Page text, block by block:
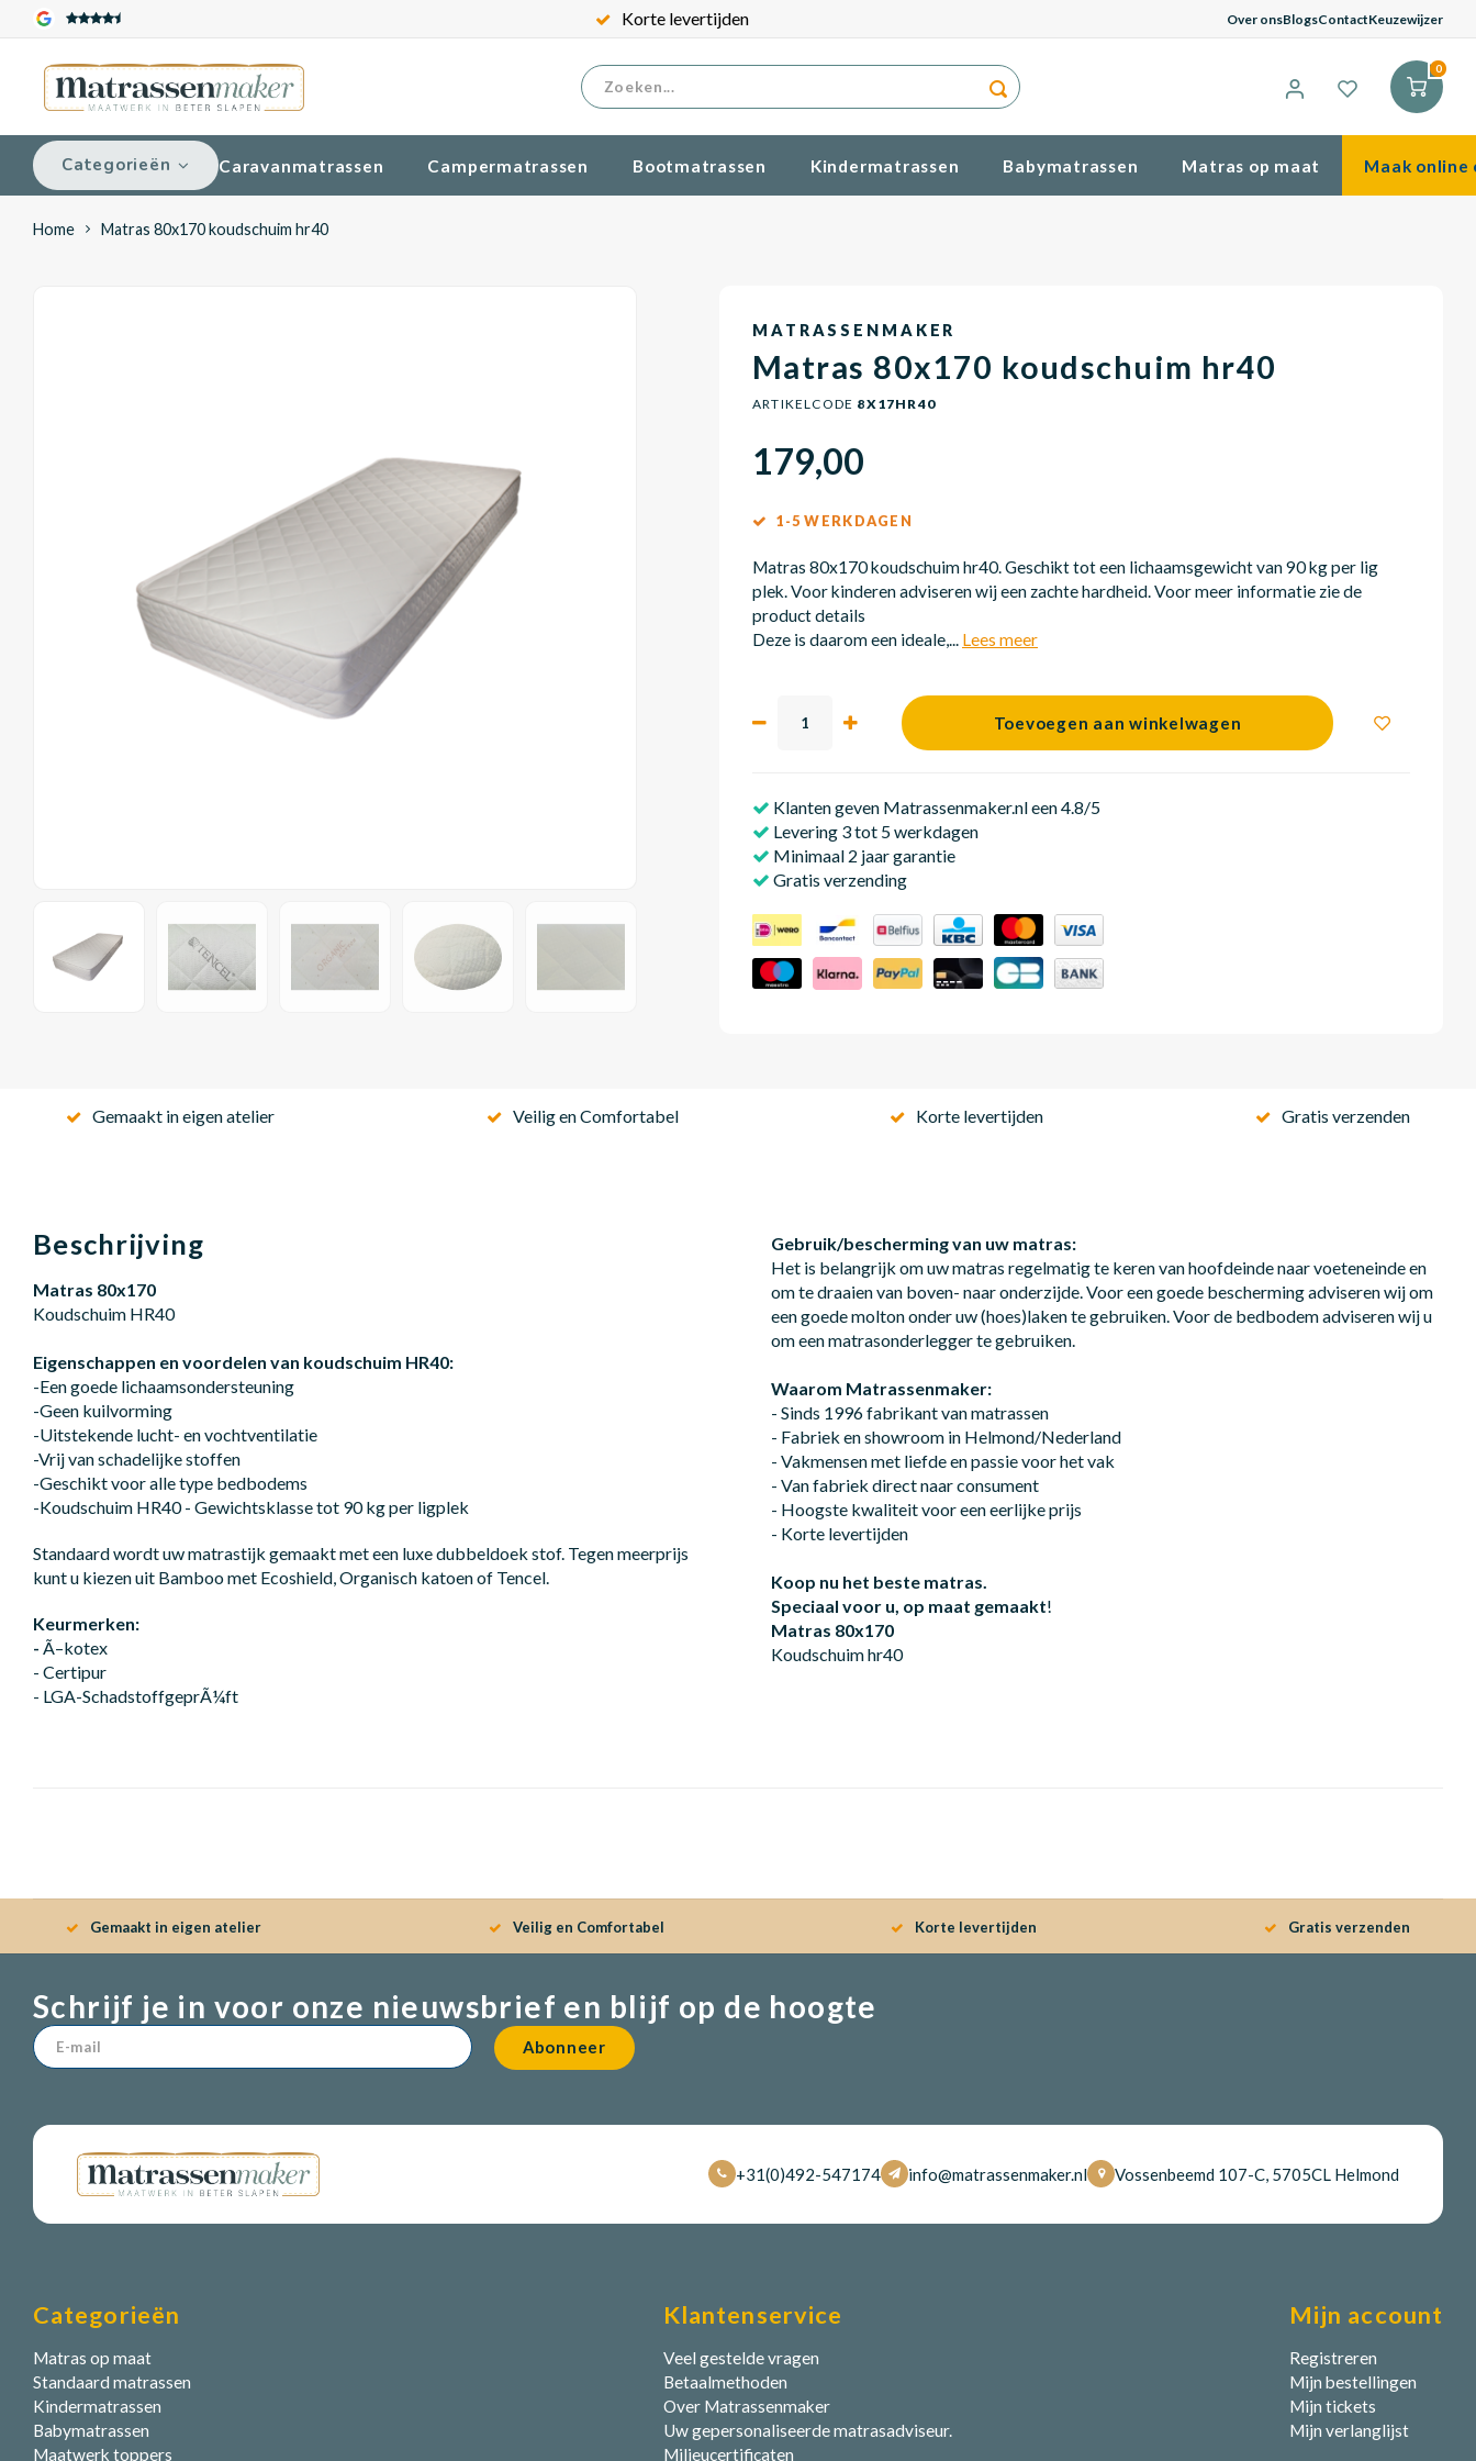
Korte levertijden Over onsBlogsContactKeuzewijzer
0
Categorieën Caravanmatrassen Campermatrassen Bootmatrassen Kindermatrassen Babymatrassen Matras op maat Maak online
Home Matras 80x170 koudschuim hr40
MATRASSENMAKER
Matras 80x170 koudschuim hr40
ARTIKELCODE 8X17HR40
179,00
1-5 WERKDAGEN
Matras 80x170 koudschuim hr40. Geschikt tot een lichaamsgewicht van 90 kg per lig
plek. Voor kinderen adviseren wij een zachte hardheid. Voor meer informatie zie de
product details
Deze is daarom een ideale,... Lees meer
Toevoegen aan winkelwagen
Klanten geven Matrassenmaker.nl een 4.8/5
Levering 3 tot 5 werkdagen
Minimaal 2 jaar garantie
Gratis verzending
Gemaakt in eigen atelier Veilig en Comfortabel Korte levertijden Gratis verzenden
Beschrijving
Matras 80x170
Eigenschappen en voordelen van koudschuim HR40:
-Een goede lichaamsondersteuning
-Geen kuilvorming
-Uitstekende lucht- en vochtventilatie
-Vrij van schadelijke stoffen
-Geschikt voor alle type bedbodems
-Koudschuim HR40 - Gewichtsklasse tot 90 kg per ligplek
Standaard wordt uw matrastijk gemaakt met een luxe dubbeldoek stof. Tegen meerprijs
kunt u kiezen uit Bamboo met Ecoshield, Organisch katoen of Tencel.
Keurmerken:
- Ã–kotex
- Certipur
- LGA-SchadstoffgeprÃ¼ft
Gebruik/bescherming van uw matras:
Het is belangrijk om uw matras regelmatig te keren van hoofdeinde naar voeteneinde en
om te draaien van boven- naar onderzijde. Voor een goede bescherming adviseren wij om
een goede molton onder uw (hoes)laken te gebruiken. Voor de bedbodem adviseren wij u
om een matrasonderlegger te gebruiken.
Waarom Matrassenmaker:
- Sinds 1996 fabrikant van matrassen
- Fabriek en showroom in Helmond/Nederland
- Vakmensen met liefde en passie voor het vak
- Van fabriek direct naar consument
- Hoogste kwaliteit voor een eerlijke prijs
- Korte levertijden
Koop nu het beste matras.
Speciaal voor u, op maat gemaakt!
Matras 80x170
Gemaakt in eigen atelier Veilig en Comfortabel Korte levertijden Gratis verzenden
Schrijf je in voor onze nieuwsbrief en blijf op de hoogte
Abonneer
+31(0)492-547174 info@matrassenmaker.nl Vossenbeemd 107-C, 5705CL Helmond
Categorieën
Matras op maat
Standaard matrassen
Kindermatrassen
Babymatrassen
Maatwerk toppers
Klantenservice
Veel gestelde vragen
Betaalmethoden
Over Matrassenmaker
Uw gepersonaliseerde matrasadviseur.
Milieucertificaten
Mijn account
Registreren
Mijn bestellingen
Mijn tickets
Mijn verlanglijst